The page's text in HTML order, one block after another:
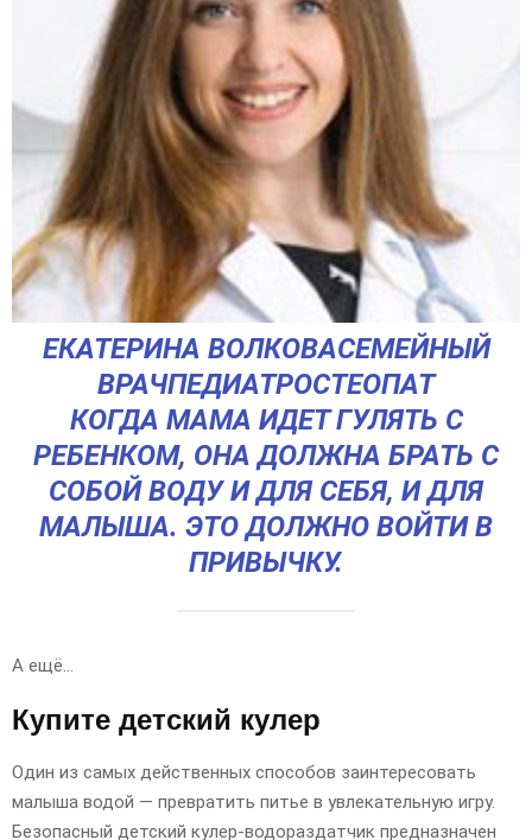
ЕКАТЕРИНА ВОЛКОВАСЕМЕЙНЫЙ
ВРАЧПЕДИАТРОСТЕОПАТ
КОГДА МАМА ИДЕТ ГУЛЯТЬ С
РЕБЕНКОМ, ОНА ДОЛЖНА БРАТЬ С
СОБОЙ ВОДУ И ДЛЯ СЕБЯ, И ДЛЯ
МАЛЫША. ЭТО ДОЛЖНО ВОЙТИ В
ПРИВЫЧКУ.
А ещё…
Купите детский кулер
Один из самых действенных способов заинтересовать
малыша водой — превратить питье в увлекательную игру.
Безопасный детский кулер-водораздатчик предназначен